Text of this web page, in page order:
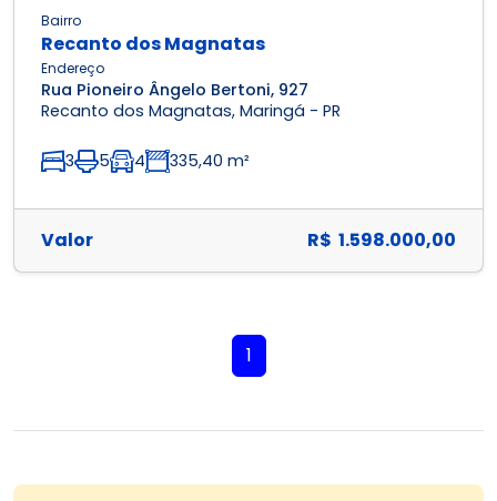
Bairro
Recanto dos Magnatas
Endereço
Rua Pioneiro Ângelo Bertoni, 927
Recanto dos Magnatas, Maringá - PR
3 5 4 335,40 m²
Valor R$ 1.598.000,00
1